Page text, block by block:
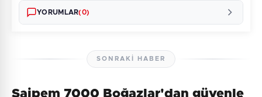
YORUMLAR(0)
SONRAKI HABER
Saipem 7000 Boğazlar'dan güvenle